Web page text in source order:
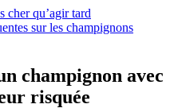
cher qu’agir tard
sur les champignons
champignon avec
risquée